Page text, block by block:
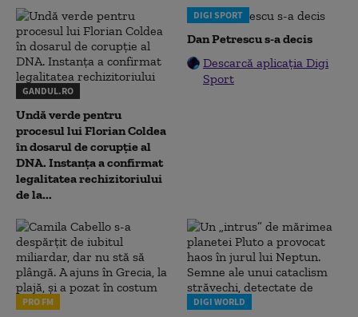
GANDUL.RO
Undă verde pentru
procesul lui Florian Coldea
în dosarul de corupție al
DNA. Instanța a confirmat
legalitatea rechizitoriului
de la...
DIGI SPORT
Dan Petrescu s-a decis
Descarcă aplicația Digi
Sport
PRO FM DIGI WORLD